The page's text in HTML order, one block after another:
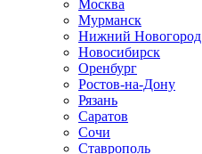
Москва
Мурманск
Нижний Новогород
Новосибирск
Оренбург
Ростов-на-Дону
Рязань
Саратов
Сочи
Ставрополь